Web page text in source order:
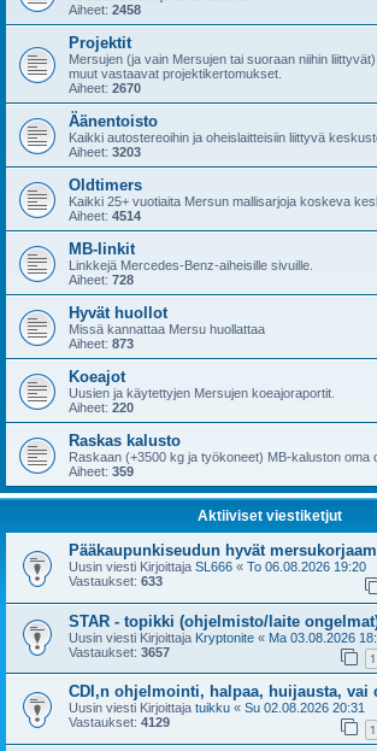
Aiheet: 2458
Projektit
Mersujen (ja vain Mersujen tai suoraan niihin
muut vastaavat projektikertomukset.
Aiheet: 2670
Äänentoisto
Kaikki autostereoihin ja oheislaitteisiin liittyvä
Aiheet: 3203
Oldtimers
Kaikki 25+ vuotiaita Mersun mallisarjoja koskeva
Aiheet: 4514
MB-linkit
Linkkejä Mercedes-Benz-aiheisille sivuille.
Aiheet: 728
Hyvät huollot
Missä kannattaa Mersu huollattaa
Aiheet: 873
Koeajot
Uusien ja käytettyjen Mersujen koeajoraportit.
Aiheet: 220
Raskas kalusto
Raskaan (+3500 kg ja työkoneet) MB-kaluston oma
Aiheet: 359
Aktiiviset viestiketjut
Pääkaupunkiseudun hyvät
Uusin viesti Kirjoittaja SL666 « To 06.08.2026 19:20
Vastaukset: 633
STAR - topikki (ohjelmisto/laite
Uusin viesti Kirjoittaja Kryptonite « Ma 03.08.2026
Vastaukset: 3657 1
CDI,n ohjelmointi, halpaa, huijausta, vai
Uusin viesti Kirjoittaja tuikku « Su 02.08.2026 20:31
Vastaukset: 4129 1